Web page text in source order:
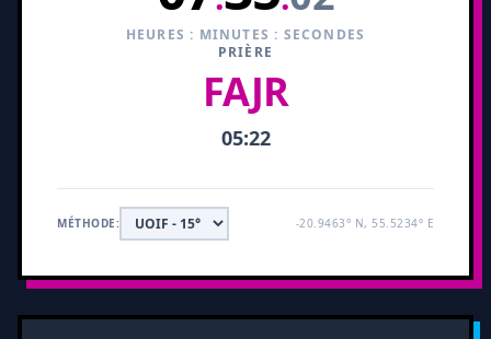
HEURES : MINUTES : SECONDES
PRIÈRE
FAJR
05:22
MÉTHODE: -20.9463° N, 55.5234° E